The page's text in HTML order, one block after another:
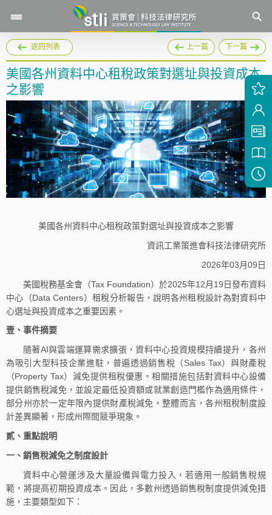
返回列表 上一篇 下一篇
美國各州資料中心租稅政策對選址與投資成本
之影響
美國各州資料中心租稅政策對選址與投資成本之影響
資訊工業策進會科技法律研究所
2026年03月09日
美國稅務基金會（Tax Foundation）於2025年12月19日發布資料
中心（Data Centers）租稅分析報告，說明各州租稅設計為對資料中
心選址與投資成本之重要因素。
壹、 事件摘要
隨著AI與雲端運算需求擴張，資料中心投資規模持續提升，各州
為吸引大型科技企業進駐，普遍透過銷售稅（Sales Tax）與財產稅
（Property Tax）減免提供租稅優惠。相關措施包括對資料中心設備
提供銷售稅減免，並設定最低投資額或就業創造門檻作為適用條件，
部分州亦於一定年限內提供財產稅減免。整體而言，各州租稅制度設
計差異顯著，形成州際間競爭現象。
貳、 重點說明
一、 銷售稅減免之制度設計
資料中心營運涉及大量設備與電力投入，若適用一般銷售稅規
範，將提高初期投資成本。因此，多數州透過銷售稅制度提供減免措
施，主要類型如下：